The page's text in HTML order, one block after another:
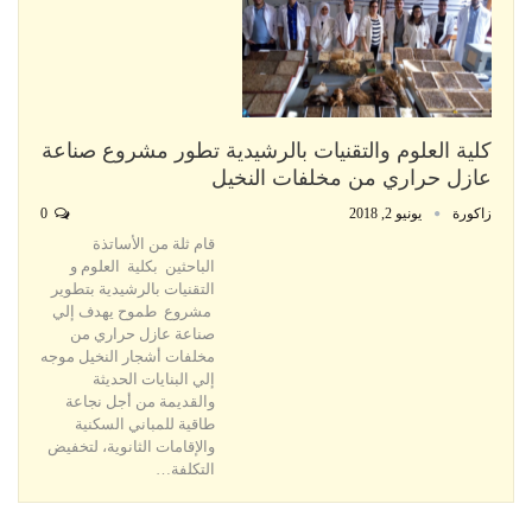
كلية العلوم والتقنيات بالرشيدية تطور مشروع صناعة
عازل حراري من مخلفات النخيل
زاكورة يونيو 2, 2018
قام ثلة من الأساتذة
الباحثين بكلية العلوم و
التقنيات بالرشيدية بتطوير
مشروع طموح يهدف إلي
صناعة عازل حراري من
مخلفات أشجار النخيل موجه
إلي البنايات الحديثة
والقديمة من أجل نجاعة
طاقية للمباني السكنية
والإقامات الثانوية، لتخفيض
التكلفة…